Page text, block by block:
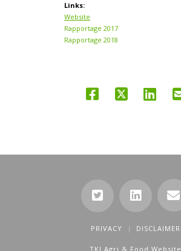
Links:
Website
Rapportage 2017
Rapportage 2018
PRIVACY DISCLAIMER
TKI Agri & Food Website